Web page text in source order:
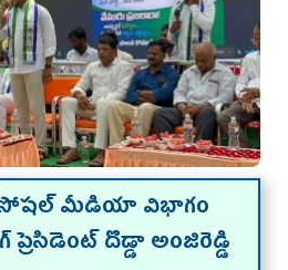
మీడియా విభాగం
ప్రెసిడెంట్ దొడ్డా అంజిరెడ్డి